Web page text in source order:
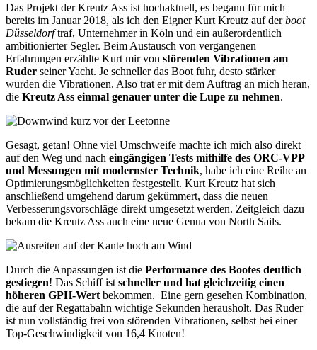
Das Projekt der Kreutz Ass ist hochaktuell, es begann für mich
bereits im Januar 2018, als ich den Eigner Kurt Kreutz auf derboot
Düsseldorftraf, Unternehmer in Köln und ein außerordentlich
ambitionierter Segler. Beim Austausch von vergangenen
Erfahrungen erzählte Kurt mir von störenden Vibrationen am
Ruder seiner Yacht. Je schneller das Boot fuhr, desto stärker
wurden die Vibrationen. Also trat er mit dem Auftrag an mich heran,
die Kreutz Ass einmal genauer unter die Lupe zu nehmen.
Gesagt, getan! Ohne viel Umschweife machte ich mich also direkt
auf den Weg und nach eingängigen Tests mithilfe des ORC-VPP
und Messungen mit modernster Technik, habe ich eine Reihe an
Optimierungsmöglichkeiten festgestellt. Kurt Kreutz hat sich
anschließend umgehend darum gekümmert, dass die neuen
Verbesserungsvorschläge direkt umgesetzt werden. Zeitgleich dazu
bekam die Kreutz Ass auch eine neue Genua von North Sails.
Durch die Anpassungen ist die Performance des Bootes deutlich
gestiegen! Das Schiff ist schneller und hat gleichzeitig einen
höheren GPH-Wert bekommen. Eine gern gesehen Kombination,
die auf der Regattabahn wichtige Sekunden herausholt. Das Ruder
ist nun vollständig frei von störenden Vibrationen, selbst bei einer
Top-Geschwindigkeit von 16,4 Knoten!